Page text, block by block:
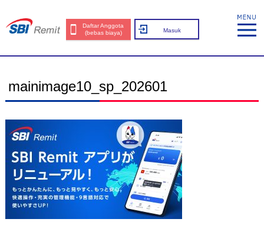
Daftar Anggota
(bebas biaya)
Masuk
mainimage10_sp_202601